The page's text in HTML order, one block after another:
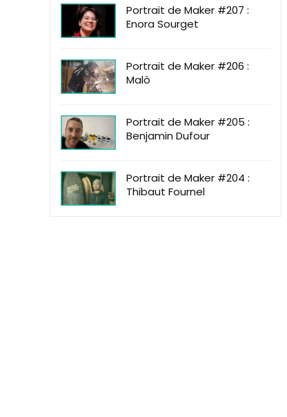
Portrait de Maker #207 :
Enora Sourget
Portrait de Maker #206 :
Malò
Portrait de Maker #205 :
Benjamin Dufour
Portrait de Maker #204 :
Thibaut Fournel